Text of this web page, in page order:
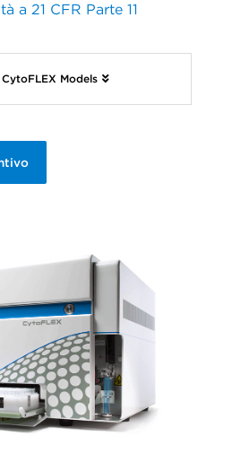
a 21 CFR Parte 11
Models